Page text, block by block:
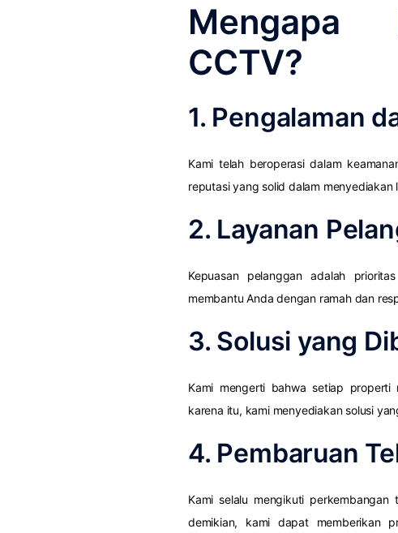
Mengapa
CCTV?
1. Pengalaman
Kami telah beroperasi dalam
reputasi yang solid dalam
2. Layanan
Kepuasan pelanggan adalah
membantu Anda dengan ramah dan
3. Solusi yang
Kami mengerti bahwa setiap properti
karena itu, kami menyediakan solusi
4. Pembaruan
Kami selalu mengikuti
demikian, kami dapat memberikan